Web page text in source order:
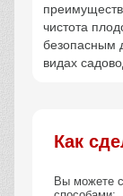
чистота
безопасным
видах
Как
Вы можете